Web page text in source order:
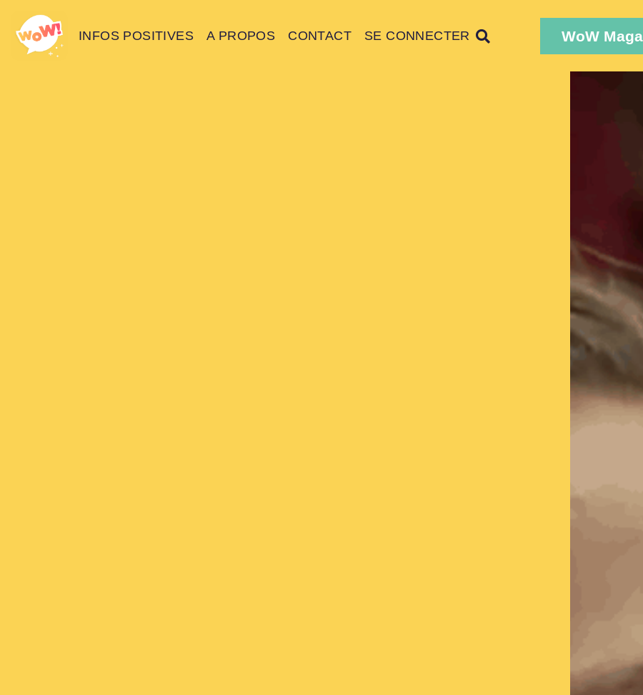
INFOS POSITIVES A PROPOS CONTACT SE CONNECTER WoW